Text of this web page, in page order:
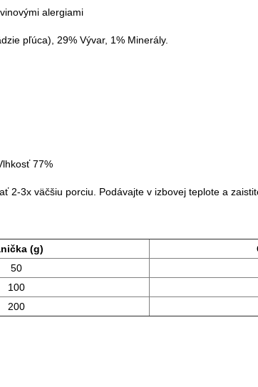
alergiami
pľúca), 29% Vývar, 1% Minerály.
77%
3x väčšiu porciu. Podávajte v izbovej teplote a
(g)
50
100
200